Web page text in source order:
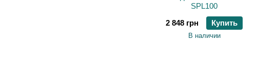
SPL100
2 848 грн
Купить
В наличии